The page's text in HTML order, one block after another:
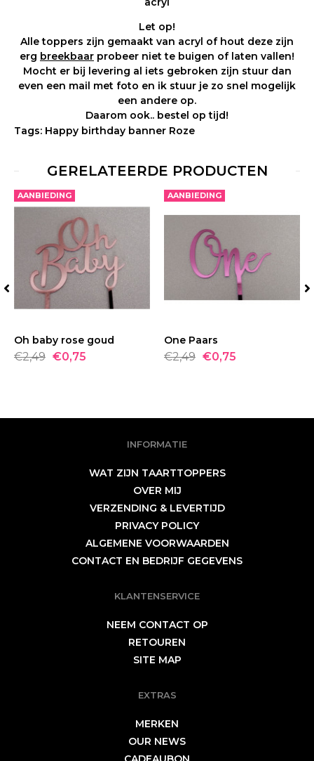
Let op!
Alle toppers zijn gemaakt van acryl of hout deze zijn
erg breekbaar probeer niet te buigen of laten vallen!
Mocht er bij levering al iets gebroken zijn stuur dan
even een mail met foto en ik stuur je zo snel mogelijk
een andere op.
Daarom ook.. bestel op tijd!
Tags: Happy birthday banner Roze
GERELATEERDE PRODUCTEN
AANBIEDING
BESTELLEN
Oh baby rose goud
€2,49 €0,75
AANBIEDING
BESTELLEN
One Paars
€2,49 €0,75
INFORMATIE
WAT ZIJN TAARTTOPPERS
OVER MIJ
VERZENDING & LEVERTIJD
PRIVACY POLICY
ALGEMENE VOORWAARDEN
CONTACT EN BEDRIJF GEGEVENS
KLANTENSERVICE
NEEM CONTACT OP
RETOUREN
SITE MAP
EXTRAS
MERKEN
OUR NEWS